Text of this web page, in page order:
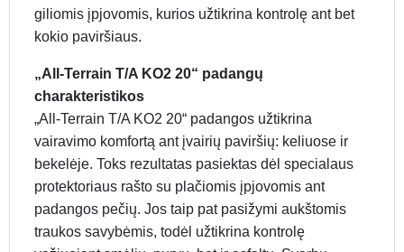
giliomis įpjovomis, kurios užtikrina kontrolę ant bet
kokio paviršiaus.
„All-Terrain T/A KO2 20“ padangų
charakteristikos
„All-Terrain T/A KO2 20“ padangos užtikrina
vairavimo komfortą ant įvairių paviršių: keliuose ir
bekelėje. Toks rezultatas pasiektas dėl specialaus
protektoriaus rašto su plačiomis įpjovomis ant
padangos pečių. Jos taip pat pasižymi aukštomis
traukos savybėmis, todėl užtikrina kontrolę